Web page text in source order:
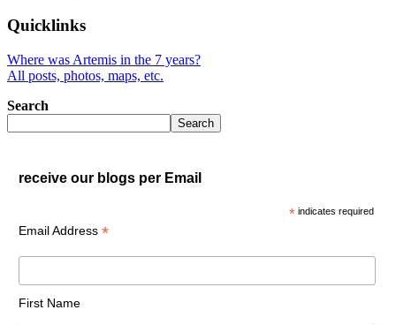
Quicklinks
Where was Artemis in the 7 years?
All posts, photos, maps, etc.
Search
Search
receive our blogs per Email
* indicates required
Email Address *
First Name